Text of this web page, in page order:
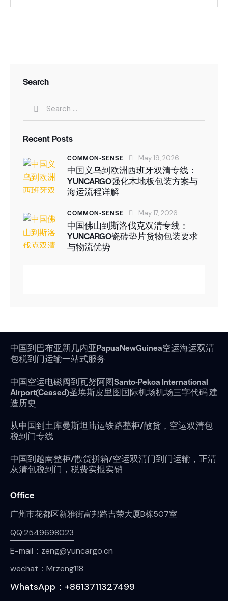
Search
Recent Posts
COMMON-SENSE May 19, 2026
中国义乌到欧洲西班牙双清专线：
YUNCARGO强化木地板包装方案与
海运流程详解
COMMON-SENSE May 17, 2026
中国佛山到斯洛伐克双清专线：
YUNCARGO瓷砖垫片货物包装要求
与物流优势
中国到巴布亚新几内亚PapuaNewGuinea空运海运双清
包税到门运输一站式服务
中国空运电磁阀到瓦努阿图Santo-Pekoa International
Airport(Ceased)圣埃斯皮里图国际机场机场三字代码 建
造历史
从中国到土库曼斯坦陆运铁路整柜/散货，空运双清包
税到门专线
中国到越南整柜/散货拼箱/空运双清门到门运输，正清
灰清包税到门，税费实报实销
Office
广州市花都区新雅街富邦路吉荣大厦B栋507室
QQ:2549698023
E-mail：zeng@yuncargo.cn
wechat：Mrzeng118
WhatsApp：+8613711327499